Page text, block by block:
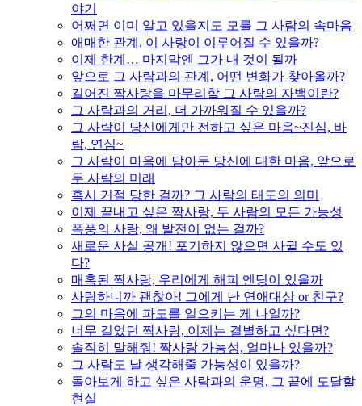
야기
어쩌면 이미 알고 있을지도 모를 그 사람의 속마음
애매한 관계, 이 사랑이 이루어질 수 있을까?
이제 한계… 마지막엔 그가 내 것이 될까
앞으로 그 사람과의 관계, 어떤 변화가 찾아올까?
길어진 짝사랑을 마무리할 그 사람의 자백이란?
그 사람과의 거리, 더 가까워질 수 있을까?
그 사람이 당신에게만 전하고 싶은 마음~진심, 바
람, 연심~
그 사람이 마음에 담아둔 당신에 대한 마음, 앞으로
두 사람의 미래
혹시 거절 당한 걸까? 그 사람의 태도의 의미
이제 끝내고 싶은 짝사랑, 두 사람의 모든 가능성
폭풍의 사랑, 왜 발전이 없는 걸까?
새로운 사실 공개! 포기하지 않으면 사귈 수도 있
다?
매혹된 짝사랑, 우리에게 해피 엔딩이 있을까
사랑하니까 괜찮아! 그에게 난 연애대상 or 친구?
그의 마음에 파도를 일으키는 게 나일까?
너무 길었던 짝사랑, 이제는 결별하고 싶다면?
솔직히 말해줘! 짝사랑 가능성, 얼마나 있을까?
그 사람도 날 생각해줄 가능성이 있을까?
돌아보게 하고 싶은 사람과의 운명, 그 끝에 도달할
현실